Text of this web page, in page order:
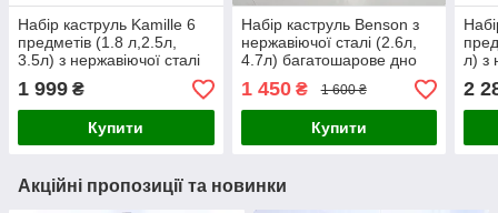
Набір каструль Kamille 6
предметів (1.8 л,2.5л,
3.5л) з нержавіючої сталі
1 999 ₴
Купити
Набір каструль Benson з
нержавіючої сталі (2.6л,
4.7л) багатошарове дно
1 450₴ 1 600 ₴
Купити
л) з
2
Акційні пропозиції та новинки